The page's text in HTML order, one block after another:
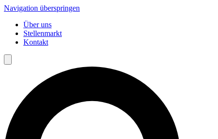
Navigation überspringen
Über uns
Stellenmarkt
Kontakt